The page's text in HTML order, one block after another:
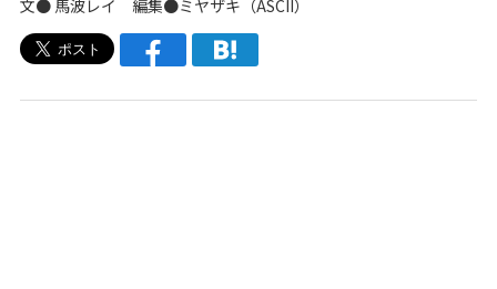
文● 馬波レイ 編集●ミヤザキ（ASCII）